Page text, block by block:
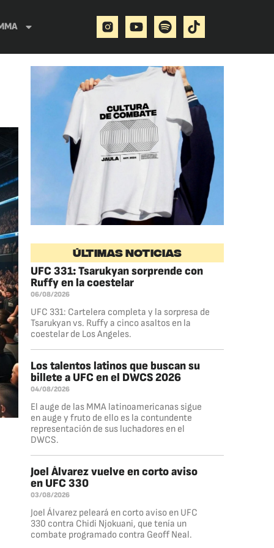
ÚLTIMAS NOTICIAS
UFC 331: Tsarukyan sorprende con
Ruffy en la coestelar
06/08/2026
UFC 331: Cartelera completa y la sorpresa de
Tsarukyan vs. Ruffy a cinco asaltos en la
coestelar de Los Angeles.
Los talentos latinos que buscan su
billete a UFC en el DWCS 2026
04/08/2026
El auge de las MMA latinoamericanas sigue
en auge y fruto de ello es la contundente
representación de sus luchadores en el
DWCS.
Joel Álvarez vuelve en corto aviso
en UFC 330
03/08/2026
Joel Álvarez peleará en corto aviso en UFC
330 contra Chidi Njokuani, que tenía un
combate programado contra Geoff Neal.